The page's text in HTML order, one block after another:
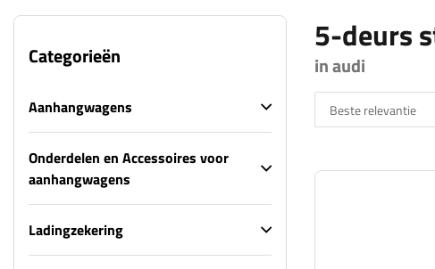
Categorieën
Aanhangwagens
Onderdelen en Accessoires voor
aanhangwagens
Ladingzekering
5-deurs
in audi
Beste relevantie